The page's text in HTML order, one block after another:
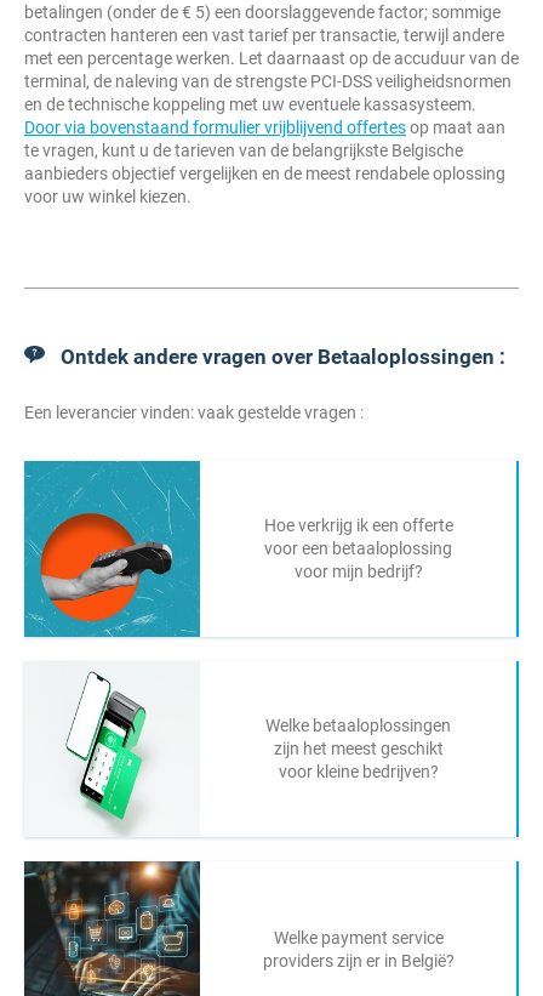
betalingen (onder de € 5) een doorslaggevende factor; sommige
contracten hanteren een vast tarief per transactie, terwijl andere
met een percentage werken. Let daarnaast op de accuduur van de
terminal, de naleving van de strengste PCI-DSS veiligheidsnormen
en de technische koppeling met uw eventuele kassasysteem.
Door via bovenstaand formulier vrijblijvend offertesop maat aan
te vragen, kunt u de tarieven van de belangrijkste Belgische
aanbieders objectief vergelijken en de meest rendabele oplossing
voor uw winkel kiezen.
Ontdek andere vragen over Betaaloplossingen :
Een leverancier vinden: vaak gestelde vragen :
Hoe verkrijg ik een offerte
voor een betaaloplossing
voor mijn bedrijf?
Welke betaaloplossingen
zijn het meest geschikt
voor kleine bedrijven?
Welke payment service
providers zijn er in België?